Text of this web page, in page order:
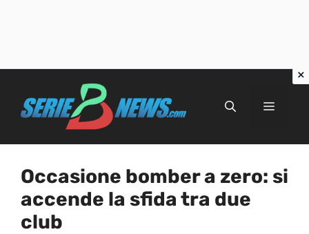
Menu
Occasione bomber a zero: si
accende la sfida tra due
club